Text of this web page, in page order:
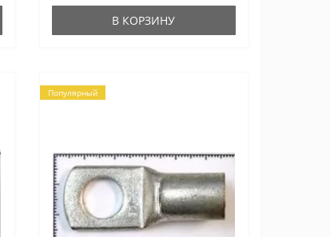
В КОРЗИНУ
Популярный